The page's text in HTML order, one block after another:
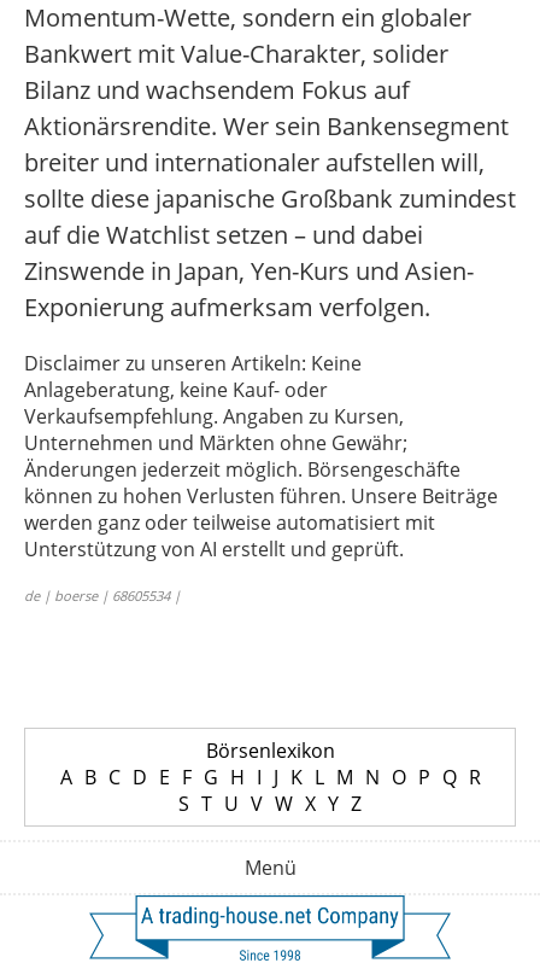
Momentum-Wette, sondern ein globaler
Bankwert mit Value-Charakter, solider
Bilanz und wachsendem Fokus auf
Aktionärsrendite. Wer sein Bankensegment
breiter und internationaler aufstellen will,
sollte diese japanische Großbank zumindest
auf die Watchlist setzen – und dabei
Zinswende in Japan, Yen-Kurs und Asien-
Exponierung aufmerksam verfolgen.
Disclaimer zu unseren Artikeln: Keine
Anlageberatung, keine Kauf- oder
Verkaufsempfehlung. Angaben zu Kursen,
Unternehmen und Märkten ohne Gewähr;
Änderungen jederzeit möglich. Börsengeschäfte
können zu hohen Verlusten führen. Unsere Beiträge
werden ganz oder teilweise automatisiert mit
Unterstützung von AI erstellt und geprüft.
de | boerse | 68605534 |
Börsenlexikon
A B C D E F G H I J K L M N O P Q R
S T U V W X Y Z
Menü